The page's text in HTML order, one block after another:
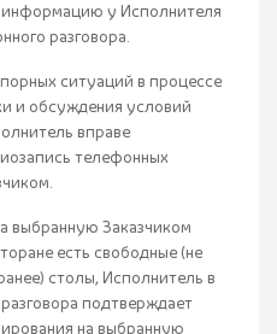
у Исполнителя
разговора.
ситуаций в процессе
и обсуждения условий
вправе
телефонных
выбранную Заказчиком
есть свободные (не
столы, Исполнитель в
подтверждает
на выбранную